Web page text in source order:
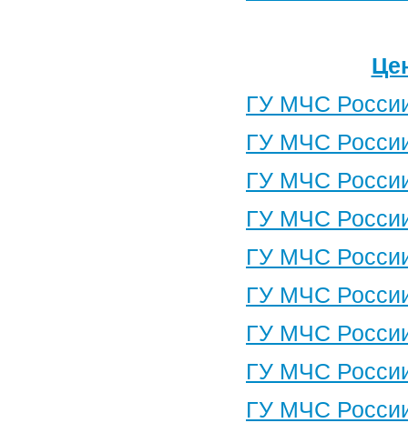
ГУ МЧС
ГУ МЧС
ГУ МЧС
ГУ МЧС
ГУ МЧС
ГУ МЧС
ГУ МЧС
ГУ МЧС
ГУ МЧС